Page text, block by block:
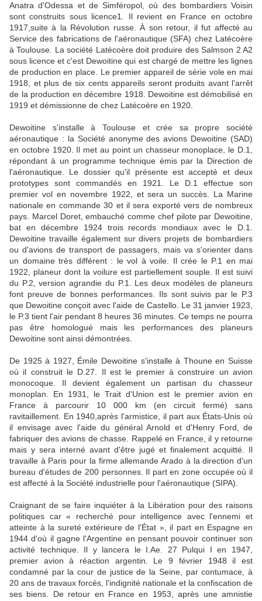
Anatra d'Odessa et de Simféropol, où des bombardiers Voisin
sont construits sous licence1. Il revient en France en octobre
1917,suite à la Révolution russe. À son retour, il fut affecté au
Service des fabrications de l'aéronautique (SFA) chez Latécoère
à Toulouse. La société Latécoère doit produire des Salmson 2 A2
sous licence et c'est Dewoitine qui est chargé de mettre les lignes
de production en place. Le premier appareil de série vole en mai
1918, et plus de six cents appareils seront produits avant l'arrêt
de la production en décembre 1918. Dewoitine est démobilisé en
1919 et démissionne de chez Latécoère en 1920.
Dewoitine s'installe à Toulouse et crée sa propre société
aéronautique : la Société anonyme des avions Dewoitine (SAD)
en octobre 1920. Il met au point un chasseur monoplace, le D.1,
répondant à un programme technique émis par la Direction de
l'aéronautique. Le dossier qu'il présente est accepté et deux
prototypes sont commandés en 1921. Le D.1 effectue son
premier vol en novembre 1922, et sera un succès. La Marine
nationale en commande 30 et il sera exporté vers de nombreux
pays. Marcel Doret, embauché comme chef pilote par Dewoitine,
bat en décembre 1924 trois records mondiaux avec le D.1.
Dewoitine travaille également sur divers projets de bombardiers
ou d'avions de transport de passagers, mais va s'orienter dans
un domaine très différent : le vol à voile. Il crée le P.1 en mai
1922, planeur dont la voilure est partiellement souple. Il est suivi
du P.2, version agrandie du P.1. Les deux modèles de planeurs
font preuve de bonnes performances. Ils sont suivis par le P.3
que Dewoitine conçoit avec l'aide de Castello. Le 31 janvier 1923,
le P.3 tient l'air pendant 8 heures 36 minutes. Ce temps ne pourra
pas être homologué mais les performances des planeurs
Dewoitine sont ainsi démontrées.
De 1925 à 1927, Émile Dewoitine s'installe à Thoune en Suisse
où il construit le D.27. Il est le premier à construire un avion
monocoque. Il devient également un partisan du chasseur
monoplan. En 1931, le Trait d'Union est le premier avion en
France à parcourir 10 000 km (en circuit fermé) sans
ravitaillement. En 1940,après l'armistice, il part aux États-Unis où
il envisage avec l'aide du général Arnold et d'Henry Ford, de
fabriquer des avions de chasse. Rappelé en France, il y retourne
mais y sera interné avant d'être jugé et finalement acquitté. Il
travaille à Paris pour la firme allemande Arado à la direction d'un
bureau d'études de 200 personnes. Il part en zone occupée où il
est affecté à la Société industrielle pour l'aéronautique (SIPA).
Craignant de se faire inquiéter à la Libération pour des raisons
politiques car « recherché pour intelligence avec l'ennemi et
atteinte à la sureté extérieure de l'État », il part en Espagne en
1944 d'où il gagne l'Argentine en pensant pouvoir continuer son
activité technique. Il y lancera le I.Ae. 27 Pulqui I en 1947,
premier avion à réaction argentin. Le 9 février 1948 il est
condamné par la cour de justice de la Seine, par contumace, à
20 ans de travaux forcés, l'indignité nationale et la confiscation de
ses biens. De retour en France en 1953, après une amnistie